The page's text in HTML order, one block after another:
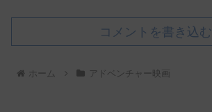
コメントを書き込む
ホーム アドベンチャー映画